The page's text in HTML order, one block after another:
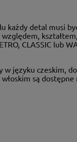
każdy detal musi
CLASSIC lub
w języku czeskim,
są dostępne